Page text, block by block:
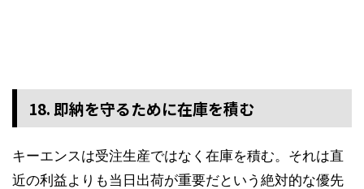
18. 即納を守るために在庫を積む
キーエンスは受注生産ではなく在庫を積む。それは直
近の利益よりも当日出荷が重要だという絶対的な優先